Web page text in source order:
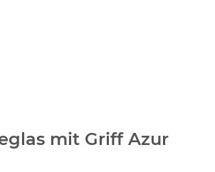
mit Griff Azur